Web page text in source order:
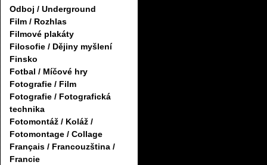
Odboj / Underground
Film / Rozhlas
Filmové plakáty
Filosofie / Dějiny myšlení
Finsko
Fotbal / Míčové hry
Fotografie / Film
Fotografie / Fotografická
technika
Fotomontáž / Koláž /
Fotomontage / Collage
Français / Francouzština /
Francie